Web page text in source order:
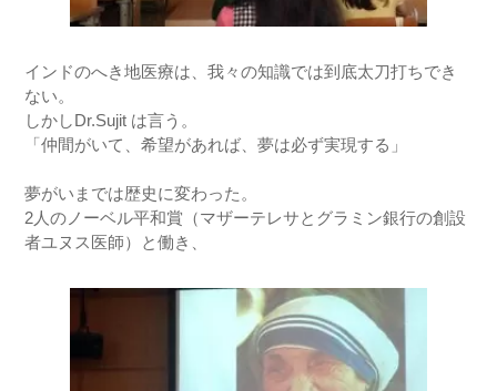
インドのへき地医療は、我々の知識では到底太刀打ちでき
ない。
しかしDr.Sujit は言う。
「仲間がいて、希望があれば、夢は必ず実現する」
夢がいまでは歴史に変わった。
2人のノーベル平和賞（マザーテレサとグラミン銀行の創設
者ユヌス医師）と働き、